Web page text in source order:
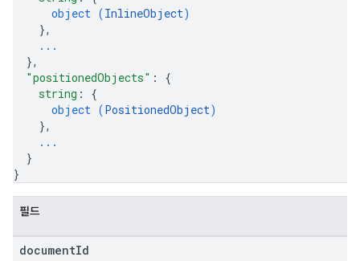
object (InlineObject)
},
...
},
"positionedObjects" : {
string : {
object (PositionedObject)
},
...
}
}
필드
documentId